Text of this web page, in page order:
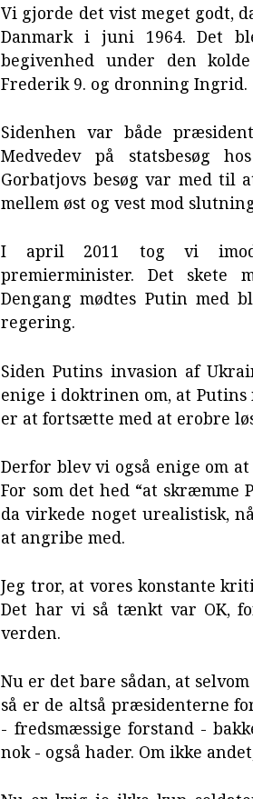
Vi gjorde det vist meget godt,
Danmark i juni 1964. Det
begivenhed under den
Frederik 9. og dronning Ingrid.
Sidenhen var både
Medvedev på statsbesøg
Gorbatjovs besøg var med til
mellem øst og vest mod
I april 2011 tog vi imod
premierminister. Det skete
Dengang mødtes Putin med
regering.
Siden Putins invasion af
enige i doktrinen om, at
er at fortsætte med at erobre
Derfor blev vi også enige om
For som det hed “at skræmme
da virkede noget urealistisk,
at angribe med.
Jeg tror, at vores konstante
Det har vi så tænkt var OK,
verden.
Nu er det bare sådan, at
så er de altså præsidenterne
- fredsmæssige forstand -
nok - også hader. Om ikke